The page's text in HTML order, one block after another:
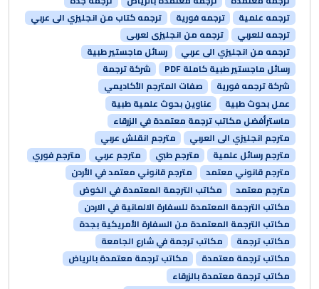
ترجمه علمية
ترجمه فورية
ترجمه كتاب من انجليزي الى عربي
ترجمه للعربي
ترجمه من انجليزى لعربى
ترجمه من انجليزي الى عربي
رسائل ماجستير طبية
رسائل ماجستير طبية كاملة PDF
شركة ترجمة
شركة ترجمه فورية
صفات المترجم الأكاديمي
عمل بحوث طبية
عناوين بحوث علمية طبية
ماسترأفضل مكاتب ترجمة معتمدة في الزرقاء
مترجم انجليزي الى العربي
مترجم انقلش عربي
مترجم رسائل علمية
مترجم طبي مترجم عربي
مترجم فوري
مترجم قانوني معتمد
مترجم قانوني معتمد في الأردن
مترجم معتمد
مكاتب الترجمة المعتمدة في الخوض
مكاتب الترجمة المعتمدة للسفارة الالمانية في الاردن
مكاتب الترجمة المعتمدة من السفارة الأمريكية بجدة
مكاتب ترجمة
مكاتب ترجمة في شارع الجامعة
مكاتب ترجمة معتمدة
مكاتب ترجمة معتمدة بالرياض
مكاتب ترجمة معتمدة بالزرقاء